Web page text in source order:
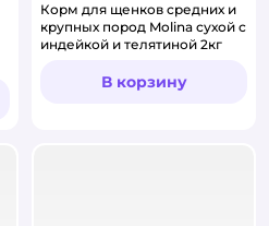
Корм для щенков средних и
крупных пород Molina сухой с
индейкой и телятиной 2кг
В корзину